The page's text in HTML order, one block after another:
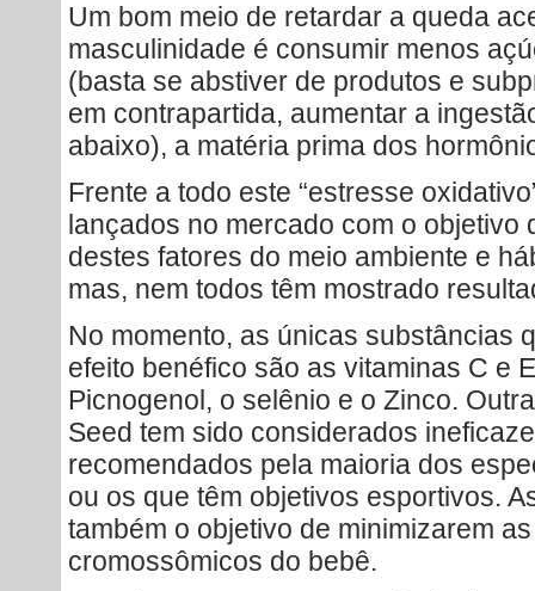
Um bom meio de retardar a queda
masculinidade é consumir menos
(basta se abstiver de produtos e
em contrapartida, aumentar a
abaixo), a matéria prima dos
Frente a todo este “estresse
lançados no mercado com o objetivo
destes fatores do meio ambiente e
mas, nem todos têm mostrado
No momento, as únicas substâncias
efeito benéfico são as vitaminas C e
Picnogenol, o selênio e o Zinco.
Seed tem sido considerados
recomendados pela maioria dos
ou os que têm objetivos esportivos.
também o objetivo de minimizarem
cromossômicos do bebê.